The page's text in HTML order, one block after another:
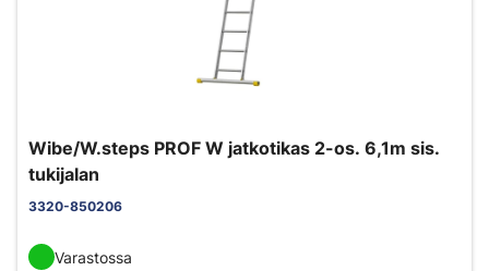
Wibe/W.steps PROF W jatkotikas 2-os. 6,1m sis.
tukijalan
3320-850206
Varastossa